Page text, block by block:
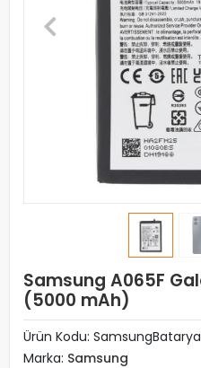
Samsung A065F
(5000 mAh)
Ürün Kodu:
Marka: Samsung